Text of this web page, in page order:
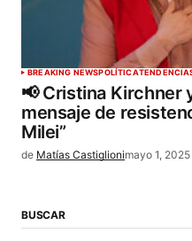
BREAKING NEWSPOLÍTICA
📢 Cristina Kirchner
mensaje de
Milei”
de Matías Castiglionimayo 1, 2025
BUSCAR